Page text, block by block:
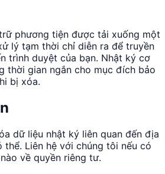
phương tiện được tải xuống một
lý tạm thời chỉ diễn ra để truyền
trình duyệt của bạn. Nhật ký cơ
thời gian ngắn cho mục đích bảo
bị xóa.
dữ liệu nhật ký liên quan đến địa
thể. Liên hệ với chúng tôi nếu có
về quyền riêng tư.